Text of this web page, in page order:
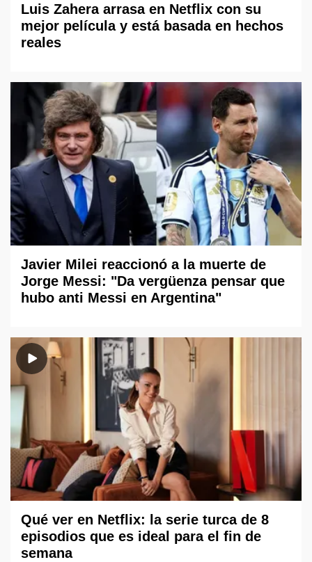
Luis Zahera arrasa en Netflix con su
mejor película y está basada en hechos
reales
Javier Milei reaccionó a la muerte de
Jorge Messi: "Da vergüenza pensar que
hubo anti Messi en Argentina"
Qué ver en Netflix: la serie turca de 8
episodios que es ideal para el fin de
semana